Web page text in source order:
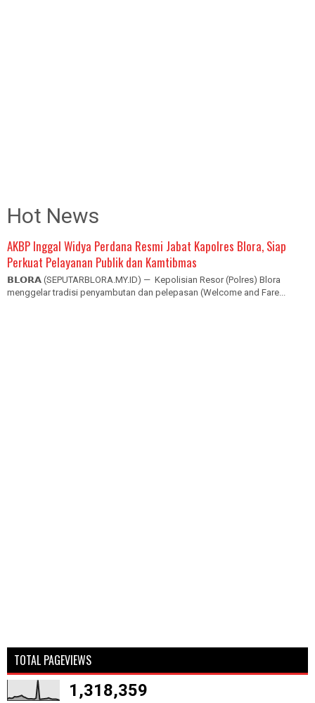
Hot News
AKBP Inggal Widya Perdana Resmi Jabat Kapolres Blora, Siap
Perkuat Pelayanan Publik dan Kamtibmas
𝗕𝗟𝗢𝗥𝗔 (SEPUTARBLORA.MY.ID) — Kepolisian Resor (Polres) Blora
menggelar tradisi penyambutan dan pelepasan (Welcome and Fare...
TOTAL PAGEVIEWS
1,318,359